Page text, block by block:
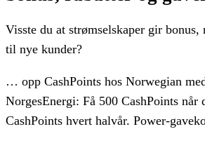
Visste du at strømselskaper gir bonus,
til nye kunder?
… opp CashPoints hos Norwegian
NorgesEnergi: Få 500 CashPoints
CashPoints hvert halvår. Power-